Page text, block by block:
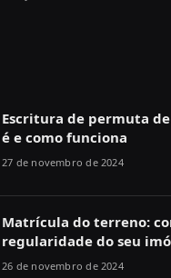
Escritura de permuta
é e como funciona
27 de novembro de 2024
Matrícula do terreno:
regularidade do seu
26 de novembro de 2024